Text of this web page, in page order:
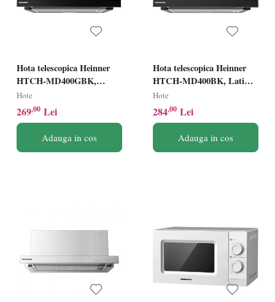
Hota telescopica Heinner
HTCH-MD400GBK,
Latime 60cm, Capacitate
absorbtie 400m3/h, 2 trepte
de viteza, Negru+Sticla
Hote
269,00 Lei
Adauga in cos
Hota telescopica Heinner
HTCH-MD400BK, Latime
60cm, Capacitate absorbtie
400m3/h, 2 trepte de viteza,
Negru
Hote
284,00 Lei
Adauga in cos